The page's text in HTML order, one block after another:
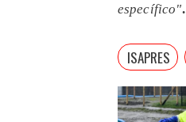
específico".
ISAPRES